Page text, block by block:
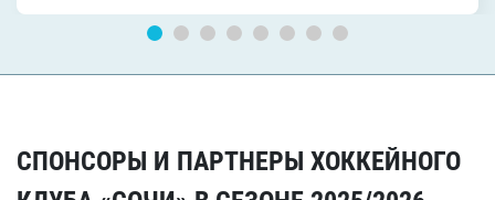
СПОНСОРЫ И ПАРТНЕРЫ ХОККЕЙНОГО